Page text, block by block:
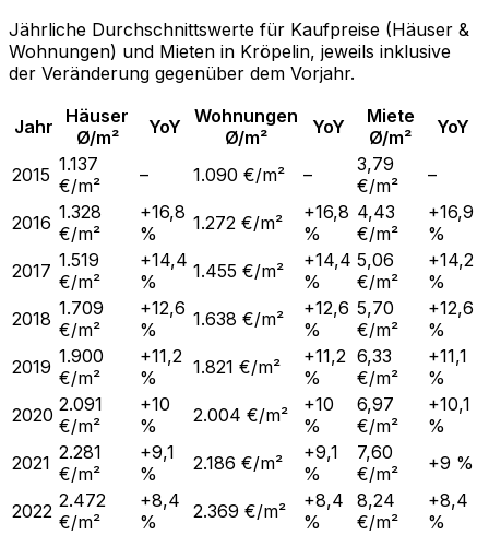
Jährliche Durchschnittswerte für Kaufpreise (Häuser &
Wohnungen) und Mieten in Kröpelin, jeweils inklusive
der Veränderung gegenüber dem Vorjahr.
Jahr
Häuser
Ø/m²
YoY
Wohnungen
Ø/m²
YoY
Miete
Ø/m²
YoY
2015 1.137
€/m²
– 1.090 €/m² –
3,79
€/m²
–
2016 1.328
€/m²
+16,8
%
1.272 €/m²
+16,8
%
4,43
€/m²
+16,9
%
2017 1.519
€/m²
+14,4
%
1.455 €/m²
+14,4
%
5,06
€/m²
+14,2
%
2018 1.709
€/m²
+12,6
%
1.638 €/m²
+12,6
%
5,70
€/m²
+12,6
%
2019 1.900
€/m²
+11,2
%
1.821 €/m²
+11,2
%
6,33
€/m²
+11,1
%
2020 2.091
€/m²
+10
%
2.004 €/m²
+10
%
6,97
€/m²
+10,1
%
2021 2.281
€/m²
+9,1
%
2.186 €/m²
+9,1
%
7,60
€/m²
+9 %
2022 2.472
€/m²
+8,4
%
2.369 €/m²
+8,4
%
8,24
€/m²
+8,4
%